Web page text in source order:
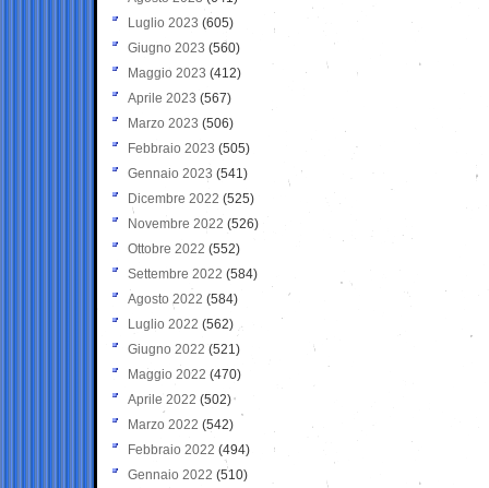
Luglio 2023 (605)
Giugno 2023 (560)
Maggio 2023 (412)
Aprile 2023 (567)
Marzo 2023 (506)
Febbraio 2023 (505)
Gennaio 2023 (541)
Dicembre 2022 (525)
Novembre 2022 (526)
Ottobre 2022 (552)
Settembre 2022 (584)
Agosto 2022 (584)
Luglio 2022 (562)
Giugno 2022 (521)
Maggio 2022 (470)
Aprile 2022 (502)
Marzo 2022 (542)
Febbraio 2022 (494)
Gennaio 2022 (510)